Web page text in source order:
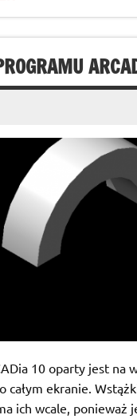
10 oparty jest na
całym ekranie.
ich wcale, ponieważ